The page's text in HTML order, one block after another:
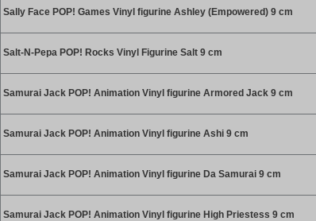
Sally Face POP! Games Vinyl figurine Ashley (Empowered) 9 cm
Salt-N-Pepa POP! Rocks Vinyl Figurine Salt 9 cm
Samurai Jack POP! Animation Vinyl figurine Armored Jack 9 cm
Samurai Jack POP! Animation Vinyl figurine Ashi 9 cm
Samurai Jack POP! Animation Vinyl figurine Da Samurai 9 cm
Samurai Jack POP! Animation Vinyl figurine High Priestess 9 cm